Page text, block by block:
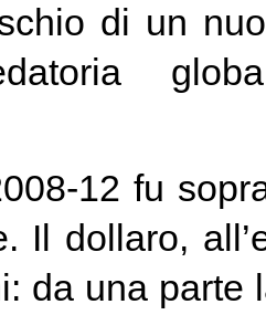
di un
12 fu
Il dollaro,
da una parte